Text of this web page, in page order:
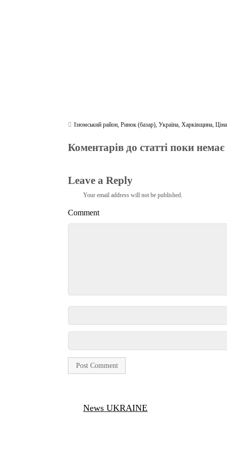
Ізюмський район,Ринок (базар),Україна,Харківщина,
Коментарів до статті поки немає
Leave a Reply
Your email address will not be published.
Comment
News UKRAINE